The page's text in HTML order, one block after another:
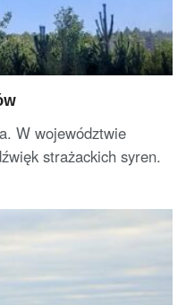
W województwie
strażackich syren.